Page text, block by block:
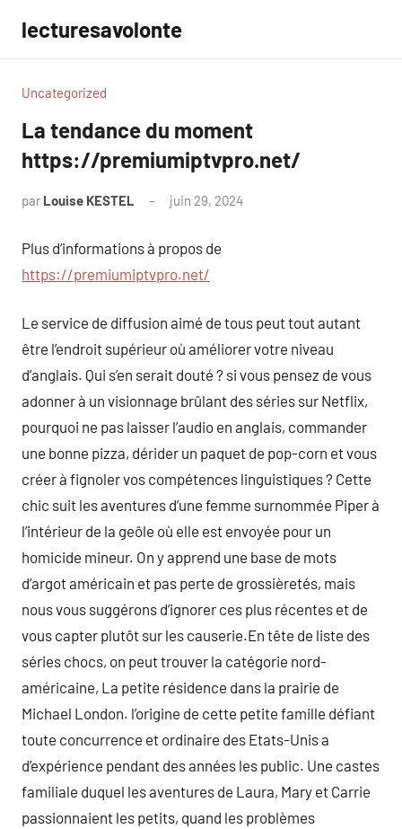
contenu
lecturesavolonte
Uncategorized
La tendance du moment
https://premiumiptvpro.net/
par Louise KESTEL juin 29, 2024
Plus d’informations à propos de
https://premiumiptvpro.net/
Le service de diffusion aimé de tous peut tout autant
être l’endroit supérieur où améliorer votre niveau
d’anglais. Qui s’en serait douté ? si vous pensez de vous
adonner à un visionnage brûlant des séries sur Netflix,
pourquoi ne pas laisser l’audio en anglais, commander
une bonne pizza, dérider un paquet de pop-corn et vous
créer à fignoler vos compétences linguistiques ? Cette
chic suit les aventures d’une femme surnommée Piper à
l’intérieur de la geôle où elle est envoyée pour un
homicide mineur. On y apprend une base de mots
d’argot américain et pas perte de grossièretés, mais
nous vous suggérons d’ignorer ces plus récentes et de
vous capter plutôt sur les causerie.En tête de liste des
séries chocs, on peut trouver la catégorie nord-
américaine, La petite résidence dans la prairie de
Michael London. l’origine de cette petite famille défiant
toute concurrence et ordinaire des Etats-Unis a
d’expérience pendant des années les public. Une castes
familiale duquel les aventures de Laura, Mary et Carrie
passionnaient les petits, quand les problèmes